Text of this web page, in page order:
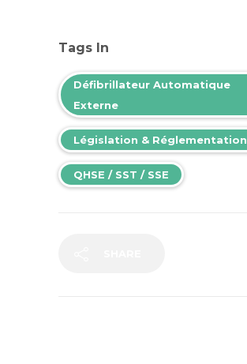
Tags In
Défibrillateur Automatique
Externe
Législation & Réglementation
QHSE / SST / SSE